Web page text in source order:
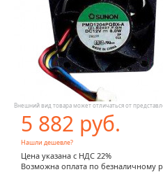
Внешний вид товара может отличаться от
5 882 руб.
Нашли дешевле?
Цена указана с НДС 22%
Возможна оплата по безналичному